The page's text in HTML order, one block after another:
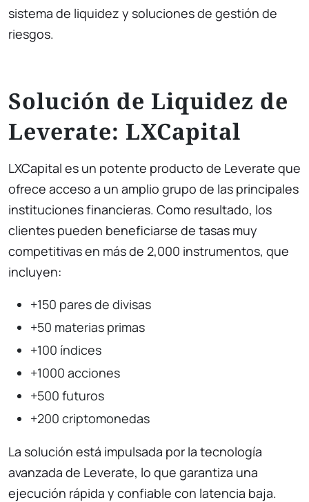
sistema de liquidez y soluciones de gestión de
riesgos.
Solución de Liquidez de
Leverate: LXCapital
LXCapital es un potente producto de Leverate que
ofrece acceso a un amplio grupo de las principales
instituciones financieras. Como resultado, los
clientes pueden beneficiarse de tasas muy
competitivas en más de 2,000 instrumentos, que
incluyen:
+150 pares de divisas
+50 materias primas
+100 índices
+1000 acciones
+500 futuros
+200 criptomonedas
La solución está impulsada por la tecnología
avanzada de Leverate, lo que garantiza una
ejecución rápida y confiable con latencia baja.